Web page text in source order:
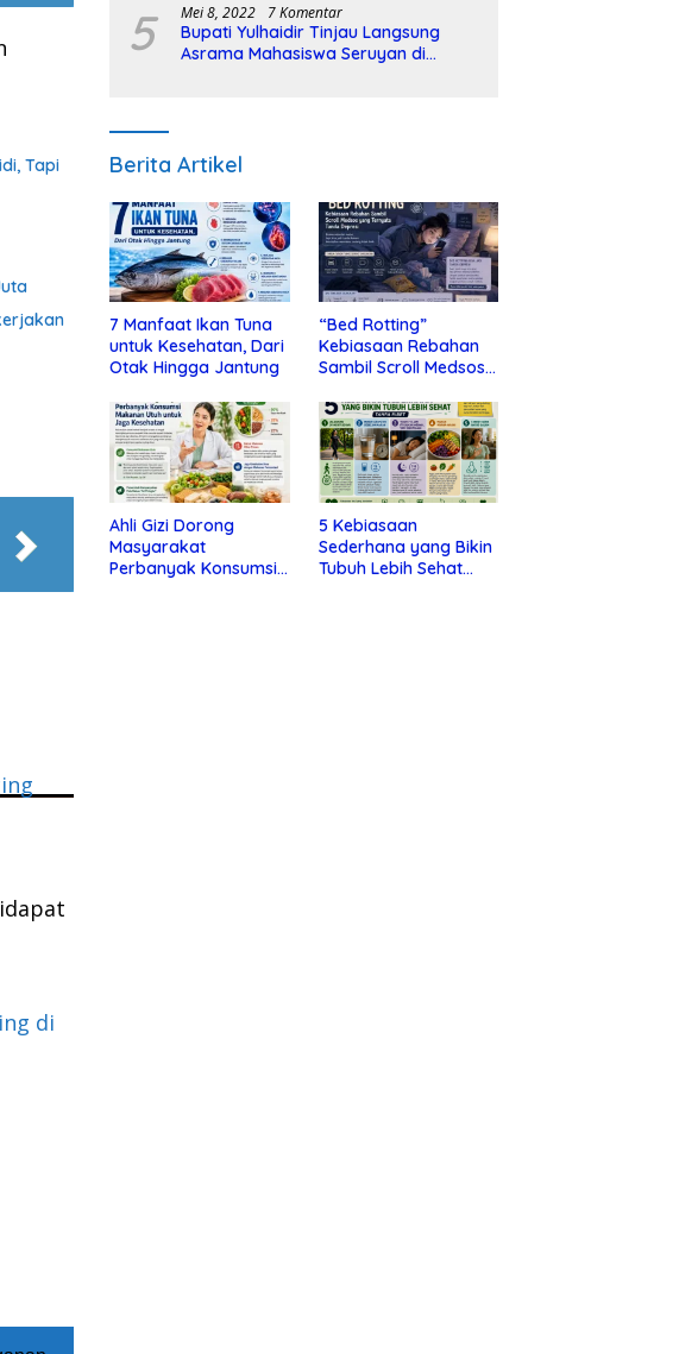
Tapi
di
5 Mei 8, 2022 7 Komentar
Bupati Yulhaidir Tinjau Langsung
Asrama Mahasiswa Seruyan di
Berita Artikel
7 Manfaat Ikan Tuna
untuk Kesehatan, Dari
Otak Hingga Jantung
“Bed Rotting”
Kebiasaan Rebahan
Sambil Scroll Medsos
Depresi
Ahli Gizi Dorong
Masyarakat
Perbanyak Konsumsi
5 Kebiasaan
Sederhana yang Bikin
Tubuh Lebih Sehat